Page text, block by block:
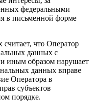
федеральными
в письменной форме
что Оператор
данных с
иным образом нарушает
данных вправе
Оператора в
субъектов
порядке.